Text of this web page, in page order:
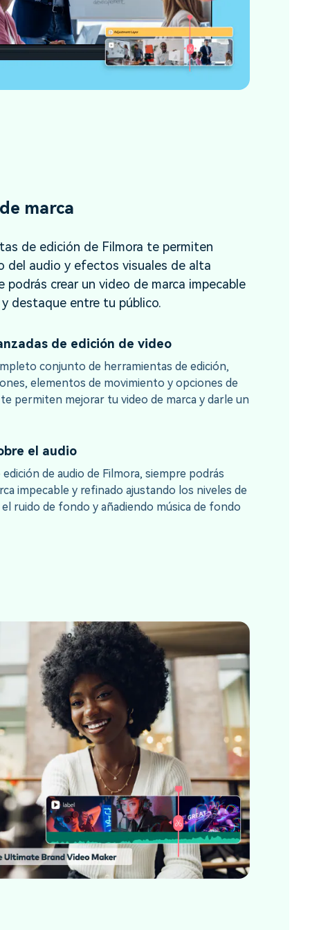
marca
de edición de Filmora te permiten
del audio y efectos visuales de alta
podrás crear un video de marca impecable
destaque entre tu público.
de edición de video
conjunto de herramientas de edición,
elementos de movimiento y opciones de
permiten mejorar tu video de marca y darle un
el audio
de audio de Filmora, siempre podrás
impecable y refinado ajustando los niveles de
ruido de fondo y añadiendo música de fondo